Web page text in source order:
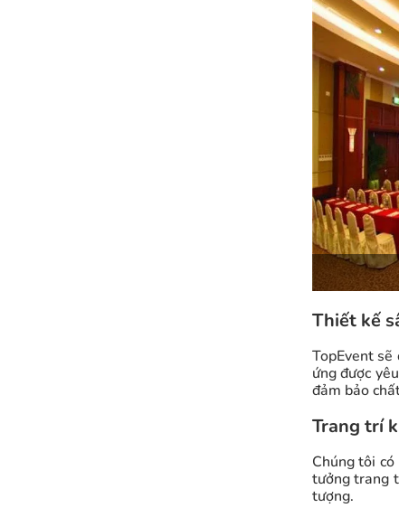
Thiết kế
TopEvent
ứng được
đảm bảo
Trang trí
Chúng tôi
tưởng trang
tượng.